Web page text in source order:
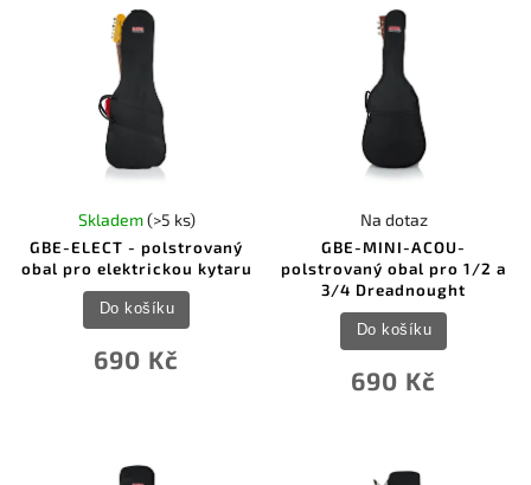
GBE-ELECT - polstrovaný
obal pro elektrickou kytaru
Skladem(>5 ks)
690 Kč
Do košíku
GBE-MINI-ACOU-
polstrovaný obal pro 1/2 a
3/4 Dreadnought
Na dotaz
690 Kč
Do košíku